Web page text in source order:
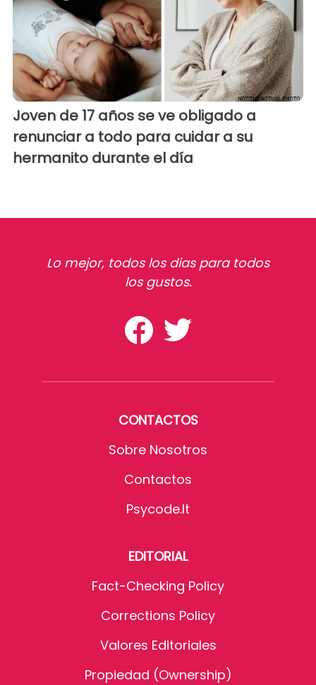
Joven de 17 años se ve obligado a
renunciar a todo para cuidar a su
hermanito durante el día
Lo mejor, todos los dias para todos
los gustos.
CONTACTOS
Sobre Nosotros
Contactos
Psycode.it
EDITORIAL
Fact-Checking Policy
Corrections Policy
Valores Editoriales
Propiedad (Ownership)